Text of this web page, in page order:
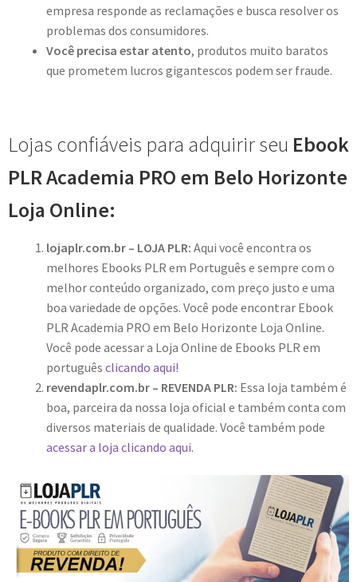
empresa responde as reclamações e busca resolver os
problemas dos consumidores.
Você precisa estar atento, produtos muito baratos
que prometem lucros gigantescos podem ser fraude.
Lojas confiáveis para adquirir seu Ebook
PLR Academia PRO em Belo Horizonte
Loja Online:
lojaplr.com.br – LOJA PLR: Aqui você encontra os
melhores Ebooks PLR em Português e sempre com o
melhor conteúdo organizado, com preço justo e uma
boa variedade de opções. Você pode encontrar Ebook
PLR Academia PRO em Belo Horizonte Loja Online.
Você pode acessar a Loja Online de Ebooks PLR em
português clicando aqui!
revendaplr.com.br – REVENDA PLR: Essa loja também é
boa, parceira da nossa loja oficial e também conta com
diversos materiais de qualidade. Você também pode
acessar a loja clicando aqui.